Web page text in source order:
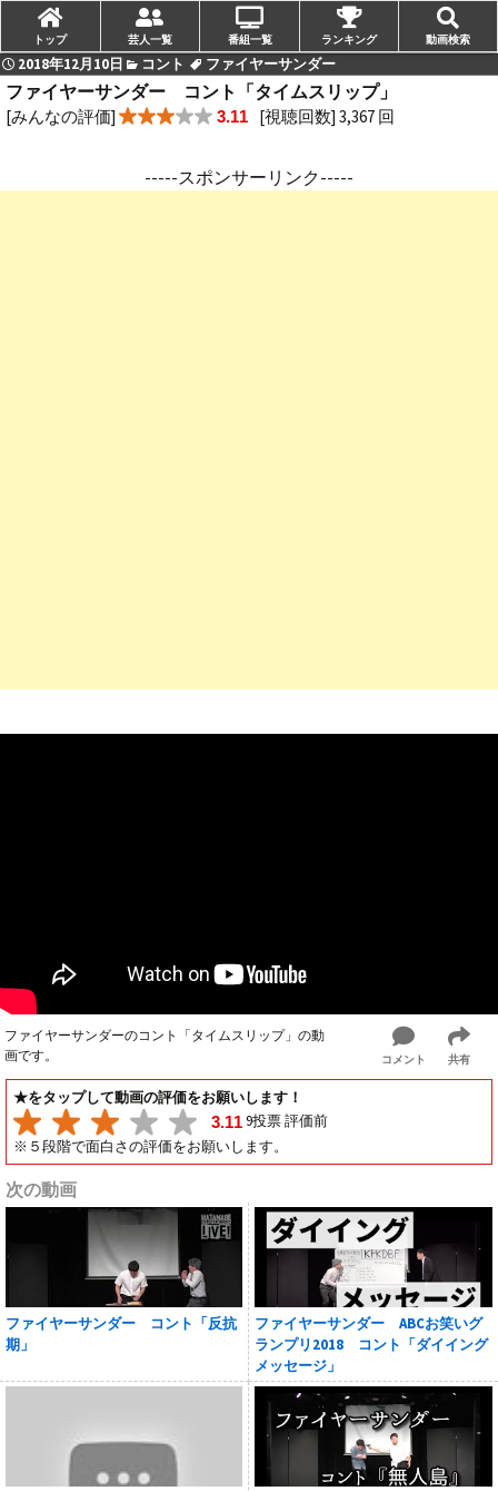
2018年12月10日 コント
ファイヤーサンダー
ファイヤーサンダー コント「タイムスリップ」
[みんなの評価] 3.11 [視聴回数] 3,367 回
-----スポンサーリンク-----
ファイヤーサンダーのコント「タイムスリップ」の動
画です。
コメント 共有
★をタップして動画の評価をお願いします！
3.11 9投票 評価前
※５段階で面白さの評価をお願いします。
次の動画
ファイヤーサンダー コント「反抗
期」
ファイヤーサンダー ABCお笑いグ
ランプリ2018 コント「ダイイング
メッセージ」
トップ 芸人一覧 番組一覧 ランキング 動画検索